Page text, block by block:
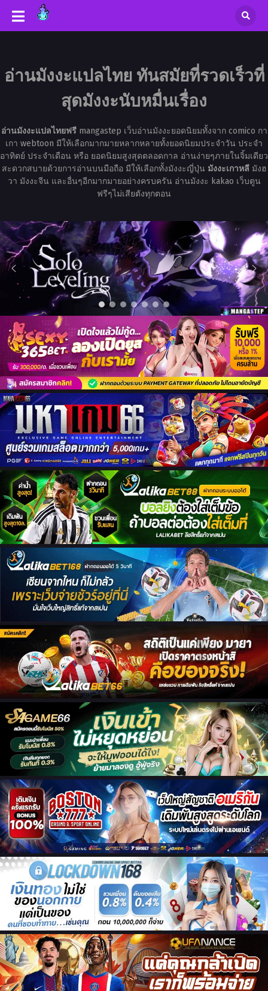
อ่านมังงะแปลไทย ทันสมัยที่รวดเร็วที่
สุดมังงะนับหมื่นเรื่อง
อ่านมังงะแปลไทยฟรีmangastep เว็บอ่านมังงะยอดนิยมทั้งจาก comico กา
เกา webtoon มีให้เลือกมากมายหลากหลายทั้งยอดนิยมประจำวัน ประจำ
อาทิตย์ ประจำเดือน หรือ ยอดนิยมสูงสุดตลอดกาล อ่านง่ายๆภายในจิ้มเดียว
สะดวกสบายด้วยการอ่านบนมือถือ มีให้เลือกทั้งมังงะญี่ปุ่น มังงะเกาหลีมังฮ
วา มังงะจีน และอื่นๆอีกมากมายอย่างครบครัน อ่านมังงะ kakao เว็บตูน
ฟรีๆไม่เสียตังทุกตอน